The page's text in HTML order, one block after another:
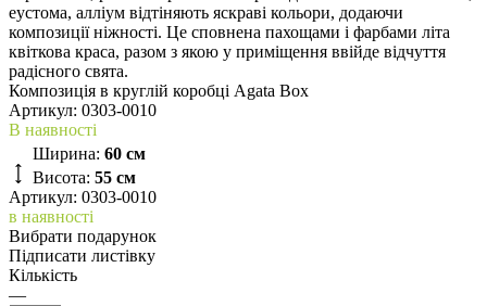
еустома, алліум відтіняють яскраві кольори, додаючи
композиції ніжності. Це сповнена пахощами і фарбами літа
квіткова краса, разом з якою у приміщення ввійде відчуття
радісного свята.
Композиція в круглій коробці Agata Box
Артикул: 0303-0010
В наявності
Ширина: 60 см
Висота: 55 см
Артикул: 0303-0010
в наявності
Вибрати подарунок
Підписати листівку
Кількість
—